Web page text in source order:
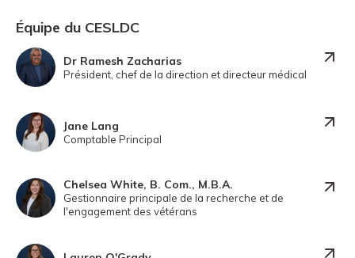
Équipe du CESLDC
Dr Ramesh Zacharias
Président, chef de la direction et directeur médical
Jane Lang
Comptable Principal
Chelsea White, B. Com., M.B.A.
Gestionnaire principale de la recherche et de
l'engagement des vétérans